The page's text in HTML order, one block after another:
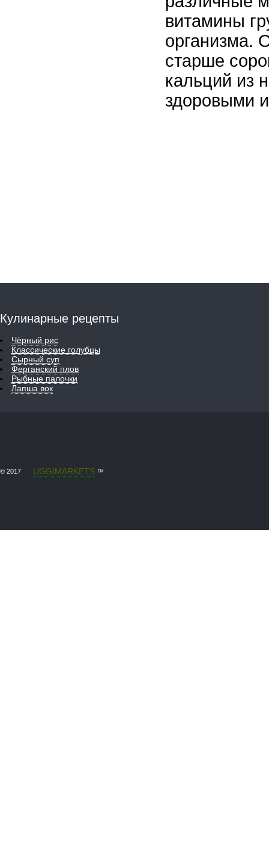
витамины
организма.
старше
кальций из
здоровыми
Кулинарные рецепты
Чёрный рис
Классические голубцы
Сырный суп
Ферганский плов
Рыбные палочки
Лапша вок
© 2017 UGGIMARKETS ™